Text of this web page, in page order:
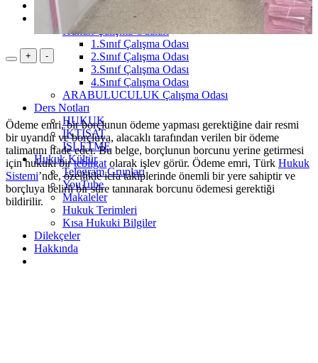
Fakülteler
Çalışma Odaları
Hukuk Çalışma Odaları
1.Sınıf Çalışma Odası
2.Sınıf Çalışma Odası
3.Sınıf Çalışma Odası
4.Sınıf Çalışma Odası
ARABULUCULUK Çalışma Odası
Ders Notları
HUKUK
İKTİSAT
İŞLETME
Hukuk Kültür
Telegram Grupları
YouTube
Makaleler
Hukuk Terimleri
Kısa Hukuki Bilgiler
Dilekçeler
Hakkında
+ -
Ödeme emri, bir borçlunun ödeme yapması gerektiğine dair resmi
bir uyarıdır ve borçluya, alacaklı tarafından verilen bir ödeme
talimatını ifade eder. Bu belge, borçlunun borcunu yerine getirmesi
için hukuki birtebligat olarak işlev görür. Ödeme emri, Türk Hukuk
Sistemi’nde, özellikle icra takiplerinde önemli bir yere sahiptir ve
borçluya belirli bir süre tanınarak borcunu ödemesi gerektiği
bildirilir.